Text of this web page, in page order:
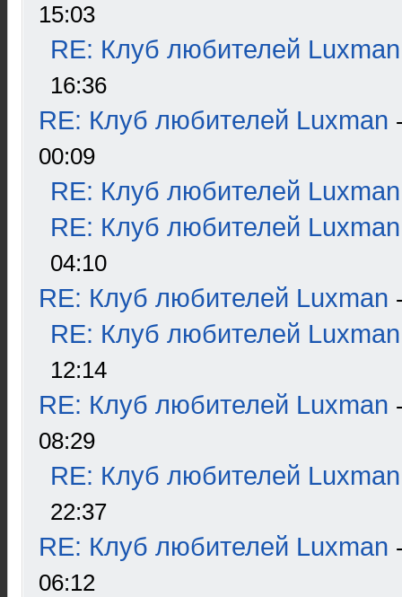
15:03
RE: Клуб любителей Luxman
16:36
RE: Клуб любителей Luxman
00:09
RE: Клуб любителей Luxman
RE: Клуб любителей Luxman
04:10
RE: Клуб любителей Luxman
RE: Клуб любителей Luxman
12:14
RE: Клуб любителей Luxman
08:29
RE: Клуб любителей Luxman
22:37
RE: Клуб любителей Luxman
06:12